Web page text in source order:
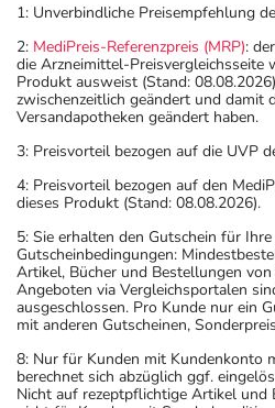
1: Unverbindliche Preisempfehlung
2: MediPreis-Referenzpreis (MRP):
die Arzneimittel-Preisvergleichsseite
Produkt ausweist (Stand:
zwischenzeitlich geändert und damit
Versandapotheken geändert haben.
3: Preisvorteil bezogen auf die UVP
4: Preisvorteil bezogen auf den
dieses Produkt (Stand: 08.08.2026).
5: Sie erhalten den Gutschein für
Gutscheinbedingungen:
Artikel, Bücher und Bestellungen
Angeboten via Vergleichsportalen
ausgeschlossen. Pro Kunde nur ein
mit anderen Gutscheinen,
8: Nur für Kunden mit Kundenkonto
berechnet sich abzüglich ggf.
Nicht auf rezeptpflichtige Artikel und